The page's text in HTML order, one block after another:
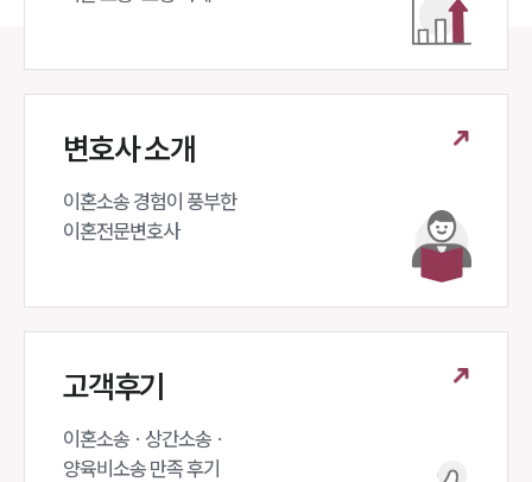
변호사 소개
이혼소송 경험이 풍부한
이혼전문변호사
고객후기
이혼소송 · 상간소송 ·
양육비소송 만족 후기